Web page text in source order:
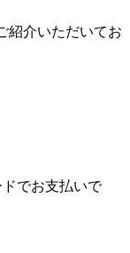
紹介いただいてお
でお支払いで